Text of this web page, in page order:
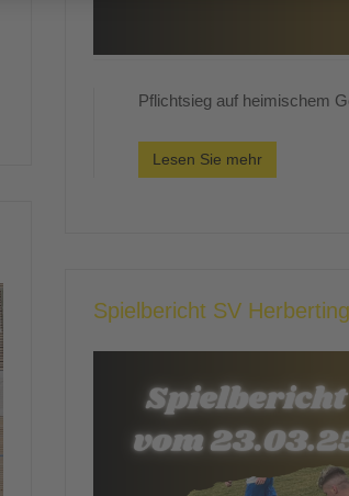
Pflichtsieg auf heimischem
Lesen Sie mehr
Spielbericht SV